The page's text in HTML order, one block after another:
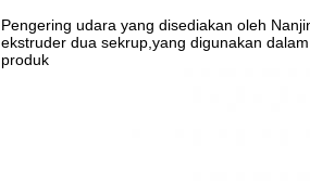
Pengering udara yang disediakan oleh
ekstruder dua sekrup,yang digunakan
produk